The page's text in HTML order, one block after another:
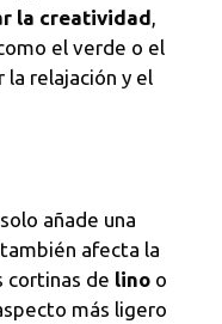
la creatividad
el verde o el
relajación y el
añade una
afecta la
cortinas de lino o
más ligero